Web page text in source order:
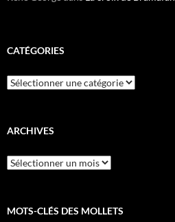
CATÉGORIES
Catégories
ARCHIVES
Archives
MOTS-CLÉS DES MOLLETS